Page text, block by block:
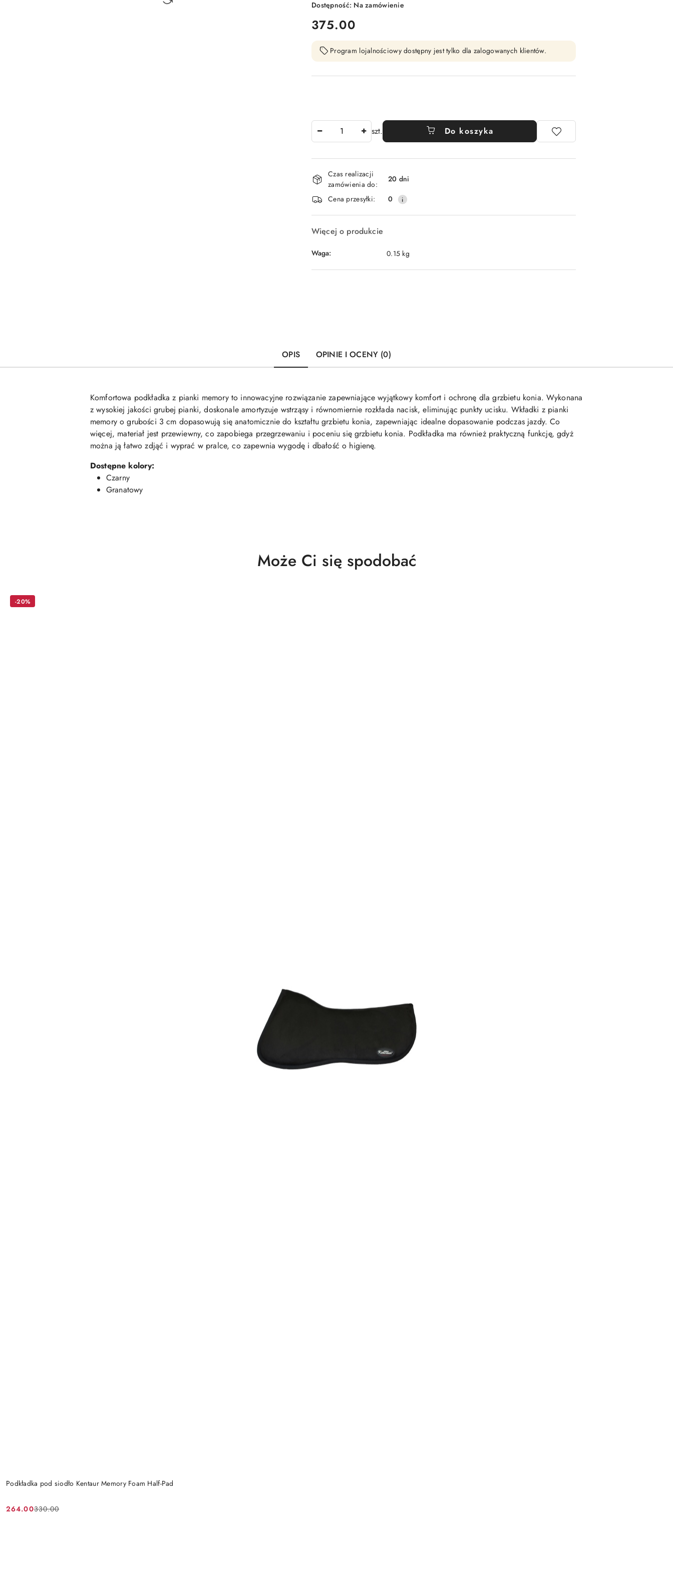
Dostępność: Na zamówienie
cena:
375.00
Program lojalnościowy dostępny jest tylko dla zalogowanych klientów.
szt. Do koszyka
Dostępność
i
dostawa
Czas realizacji
zamówienia do:
20 dni
Cena przesyłki:
0
Więcej o produkcie
Waga: 0.15 kg
OPIS OPINIE I OCENY (0)
Komfortowa podkładka z pianki memory to innowacyjne rozwiązanie zapewniające wyjątkowy komfort i ochronę dla grzbietu konia. Wykonana
z wysokiej jakości grubej pianki, doskonale amortyzuje wstrząsy i równomiernie rozkłada nacisk, eliminując punkty ucisku. Wkładki z pianki
memory o grubości 3 cm dopasowują się anatomicznie do kształtu grzbietu konia, zapewniając idealne dopasowanie podczas jazdy. Co
więcej, materiał jest przewiewny, co zapobiega przegrzewaniu i poceniu się grzbietu konia. Podkładka ma również praktyczną funkcję, gdyż
można ją łatwo zdjąć i wyprać w pralce, co zapewnia wygodę i dbałość o higienę.
Dostępne kolory:
Czarny
Granatowy
Produkty
Może Ci się spodobać
Podkładka pod siodło Kentaur Memory Foam Half-Pad
Cena
264.00
Cena
330.00
-20%